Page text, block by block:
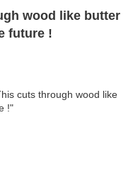
wood like butter
future !